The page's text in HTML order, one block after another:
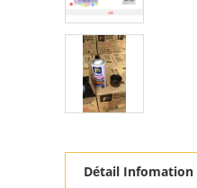
Détail Infomation